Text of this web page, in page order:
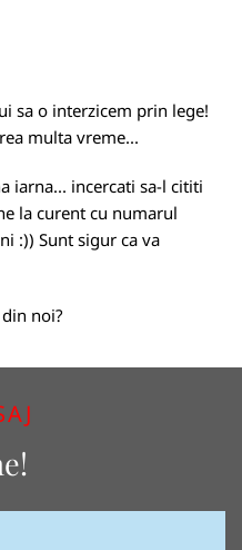
sa o interzicem prin lege!
multa vreme...
iarna... incercati sa-l cititi
la curent cu numarul
:)) Sunt sigur ca va
noi?